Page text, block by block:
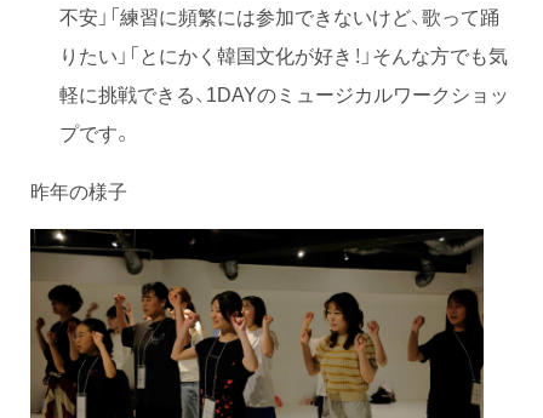
不安」「練習に頻繁には参加できないけど、歌って踊
りたい」「とにかく韓国文化が好き！」そんな方でも気
軽に挑戦できる、1DAYのミュージカルワークショッ
プです。
昨年の様子